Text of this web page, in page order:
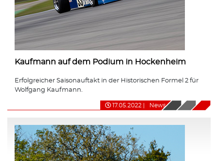
Kaufmann auf dem Podium in Hockenheim
Erfolgreicher Saisonauftakt in der Historischen Formel 2 für
Wolfgang Kaufmann.
17.05.2022 News